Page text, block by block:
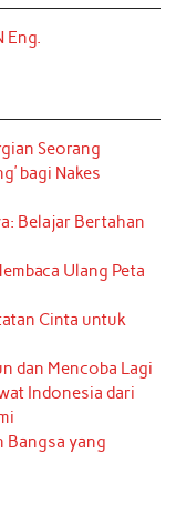
Eng.
Seorang
bagi Nakes
Belajar Bertahan
Ulang Peta
Cinta untuk
dan Mencoba Lagi
Indonesia dari
Bangsa yang